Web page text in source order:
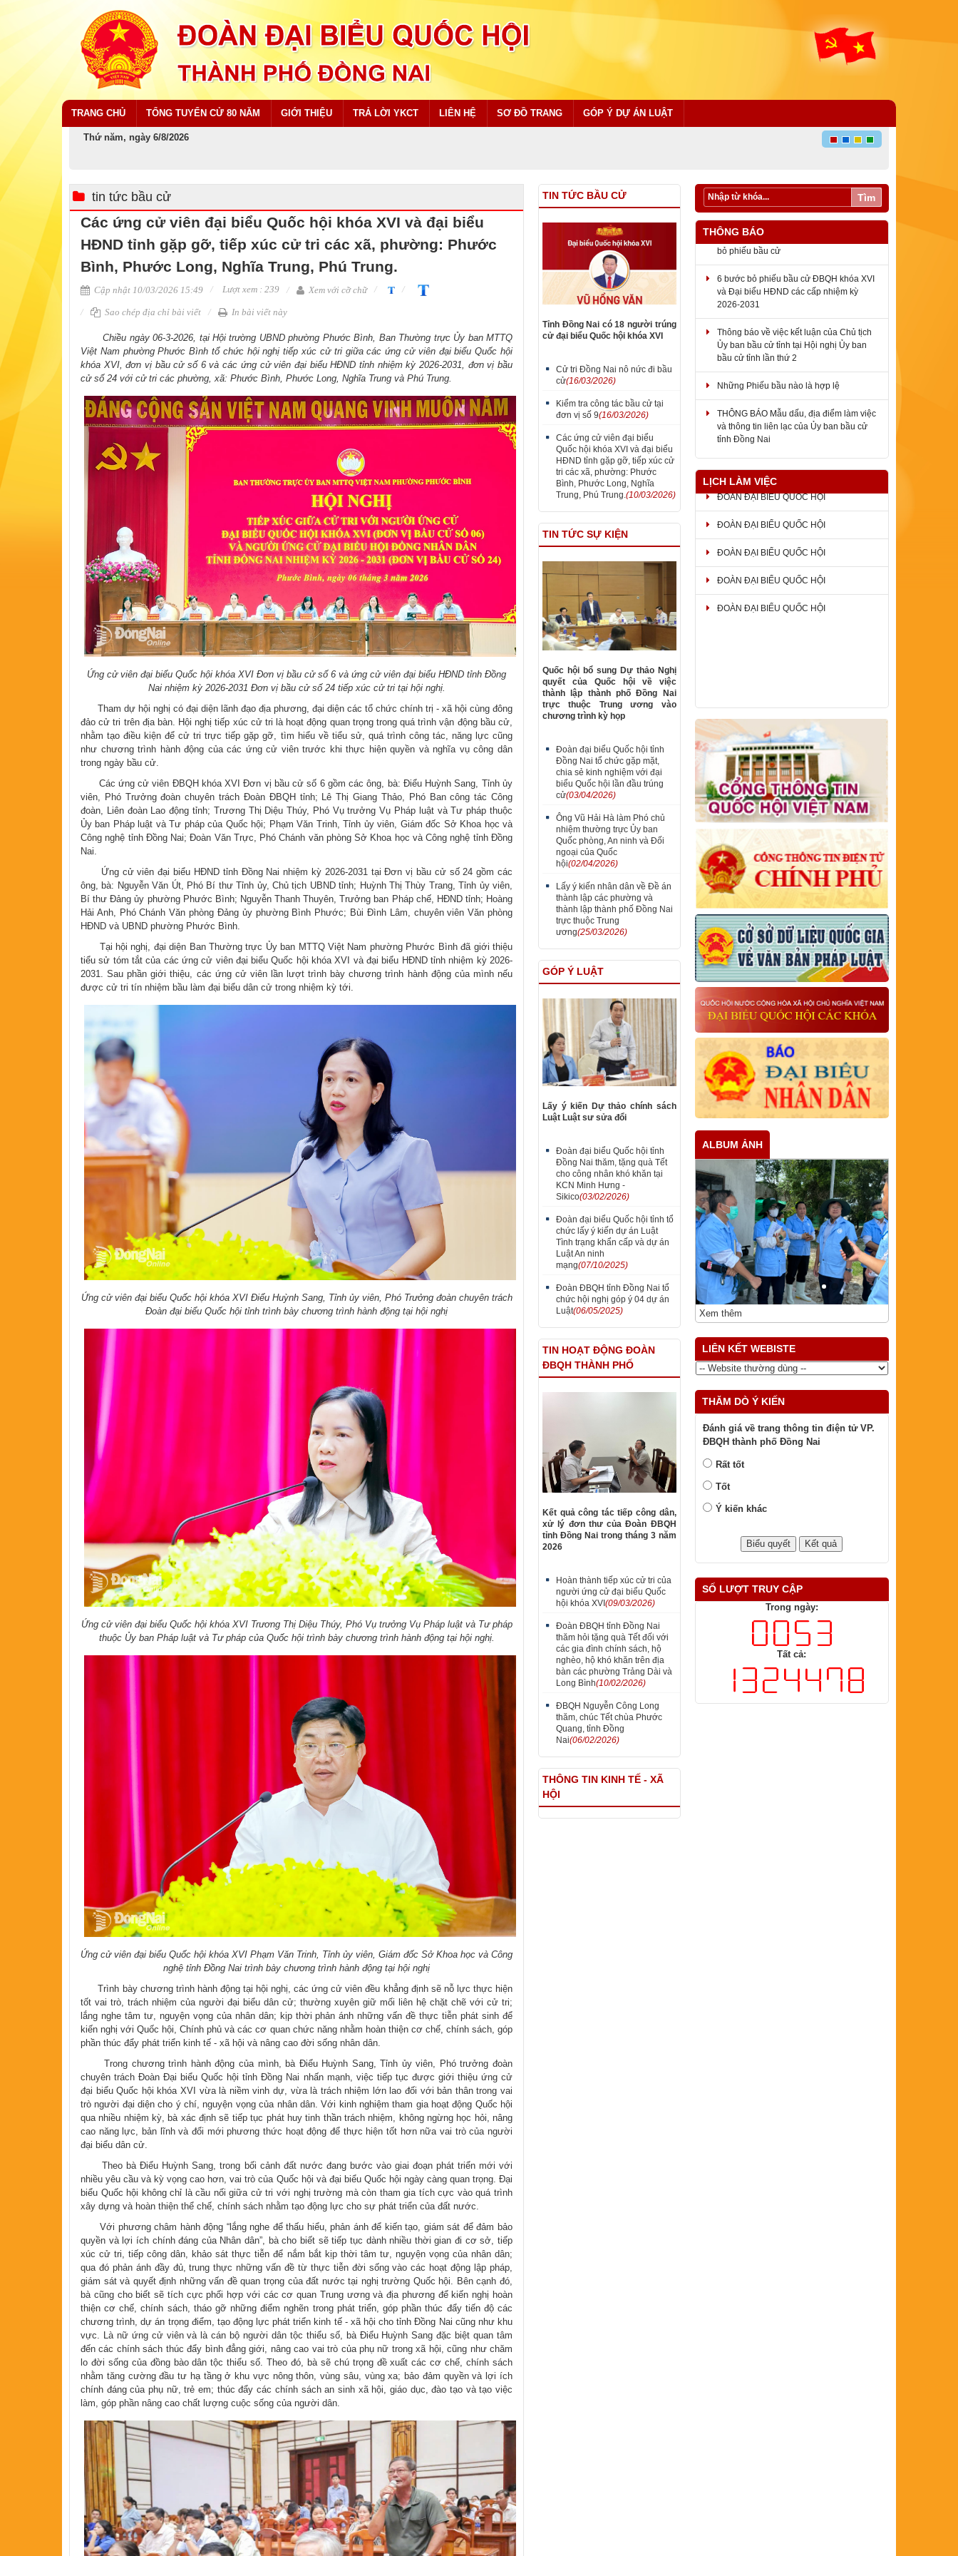
TRANG CHỦ TỔNG TUYỂN CỬ 80 NĂM GIỚI THIỆU TRẢ LỜI YKCT LIÊN HỆ SƠ ĐỒ TRANG GÓP Ý DỰ ÁN LUẬT
Thứ năm, ngày 6/8/2026
Tìm
tin tức bầu cử
Các ứng cử viên đại biểu Quốc hội khóa XVI và đại biểu
HĐND tỉnh gặp gỡ, tiếp xúc cử tri các xã, phường: Phước
Bình, Phước Long, Nghĩa Trung, Phú Trung.
Cập nhật 10/03/2026 15:49 Lượt xem : 239 Xem với cỡ chữ
Sao chép địa chỉ bài viết In bài viết này
​Chiều ngày 06-3-2026, tại Hội trường UBND phường Phước Bình, Ban Thường trực Ủy ban MTTQ
Việt Nam phường Phước Bình tổ chức hội nghị tiếp xúc cử tri giữa các ứng cử viên đại biểu Quốc hội
khóa XVI, đơn vị bầu cử số 6 và các ứng cử viên đại biểu HĐND tỉnh nhiệm kỳ 2026-2031, đơn vị bầu
cử số 24 với cử tri các phường, xã: Phước Bình, Phước Long, Nghĩa Trung và Phú Trung.
Ứng cử viên đại biểu Quốc hội khóa XVI Đơn vị bầu cử số 6 và ứng cử viên đại biểu HĐND tỉnh Đồng
Nai nhiệm kỳ 2026-2031 Đơn vị bầu cử số 24 tiếp xúc cử tri tại hội nghị.
Tham dự hội nghị có đại diện lãnh đạo địa phương, đại diện các tổ chức chính trị - xã hội cùng đông
đảo cử tri trên địa bàn. Hội nghị tiếp xúc cử tri là hoạt động quan trọng trong quá trình vận động bầu cử,
nhằm tạo điều kiện để cử tri trực tiếp gặp gỡ, tìm hiểu về tiểu sử, quá trình công tác, năng lực cũng
như chương trình hành động của các ứng cử viên trước khi thực hiện quyền và nghĩa vụ công dân
trong ngày bầu cử.
Các ứng cử viên ĐBQH khóa XVI Đơn vị bầu cử số 6 gồm các ông, bà: Điểu Huỳnh Sang, Tỉnh ủy
viên, Phó Trưởng đoàn chuyên trách Đoàn ĐBQH tỉnh; Lê Thị Giang Thảo, Phó Ban công tác Công
đoàn, Liên đoàn Lao động tỉnh; Trương Thị Diệu Thúy, Phó Vụ trưởng Vụ Pháp luật và Tư pháp thuộc
Ủy ban Pháp luật và Tư pháp của Quốc hội; Phạm Văn Trinh, Tỉnh ủy viên, Giám đốc Sở Khoa học và
Công nghệ tỉnh Đồng Nai; Đoàn Văn Trực, Phó Chánh văn phòng Sở Khoa học và Công nghệ tỉnh Đồng
Nai.
Ứng cử viên đại biểu HĐND tỉnh Đồng Nai nhiệm kỳ 2026-2031 tại Đơn vị bầu cử số 24 gồm các
ông, bà: Nguyễn Văn Út, Phó Bí thư Tỉnh ủy, Chủ tịch UBND tỉnh; Huỳnh Thị Thùy Trang, Tỉnh ủy viên,
Bí thư Đảng ủy phường Phước Bình; Nguyễn Thanh Thuyên, Trưởng ban Pháp chế, HĐND tỉnh; Hoàng
Hải Anh, Phó Chánh Văn phòng Đảng ủy phường Bình Phước; Bùi Đình Lâm, chuyên viên Văn phòng
HĐND và UBND phường Phước Bình.
Tại hội nghị, đại diện Ban Thường trực Ủy ban MTTQ Việt Nam phường Phước Bình đã giới thiệu
tiểu sử tóm tắt của các ứng cử viên đại biểu Quốc hội khóa XVI và đại biểu HĐND tỉnh nhiệm kỳ 2026-
2031. Sau phần giới thiệu, các ứng cử viên lần lượt trình bày chương trình hành động của mình nếu
được cử tri tín nhiệm bầu làm đại biểu dân cử trong nhiệm kỳ tới.
Ứng cử viên đại biểu Quốc hội khóa XVI Điểu Huỳnh Sang, Tỉnh ủy viên, Phó Trưởng đoàn chuyên trách
Đoàn đại biểu Quốc hội tỉnh trình bày chương trình hành động tại hội nghị
Ứng cử viên đại biểu Quốc hội khóa XVI Trương Thị Diệu Thúy, Phó Vụ trưởng Vụ Pháp luật và Tư pháp
thuộc Ủy ban Pháp luật và Tư pháp của Quốc hội trình bày chương trình hành động tại hội nghị.
Ứng cử viên đại biểu Quốc hội khóa XVI Phạm Văn Trinh, Tỉnh ủy viên, Giám đốc Sở Khoa học và Công
nghệ tỉnh Đồng Nai trình bày chương trình hành động tại hội nghị
Trình bày chương trình hành động tại hội nghị, các ứng cử viên đều khẳng định sẽ nỗ lực thực hiện
tốt vai trò, trách nhiệm của người đại biểu dân cử; thường xuyên giữ mối liên hệ chặt chẽ với cử tri;
lắng nghe tâm tư, nguyện vọng của nhân dân; kịp thời phản ánh những vấn đề thực tiễn phát sinh để
kiến nghị với Quốc hội, Chính phủ và các cơ quan chức năng nhằm hoàn thiện cơ chế, chính sách, góp
phần thúc đẩy phát triển kinh tế - xã hội và nâng cao đời sống nhân dân.
Trong chương trình hành động của mình, bà Điểu Huỳnh Sang, Tỉnh ủy viên, Phó trưởng đoàn
chuyên trách Đoàn Đại biểu Quốc hội tỉnh Đồng Nai nhấn mạnh, việc tiếp tục được giới thiệu ứng cử
đại biểu Quốc hội khóa XVI vừa là niềm vinh dự, vừa là trách nhiệm lớn lao đối với bản thân trong vai
trò người đại diện cho ý chí, nguyện vọng của nhân dân. Với kinh nghiệm tham gia hoạt động Quốc hội
qua nhiều nhiệm kỳ, bà xác định sẽ tiếp tục phát huy tinh thần trách nhiệm, không ngừng học hỏi, nâng
cao năng lực, bản lĩnh và đổi mới phương thức hoạt động để thực hiện tốt hơn nữa vai trò của người
đại biểu dân cử.
Theo bà Điểu Huỳnh Sang, trong bối cảnh đất nước đang bước vào giai đoạn phát triển mới với
nhiều yêu cầu và kỳ vọng cao hơn, vai trò của Quốc hội và đại biểu Quốc hội ngày càng quan trọng. Đại
biểu Quốc hội không chỉ là cầu nối giữa cử tri với nghị trường mà còn tham gia tích cực vào quá trình
xây dựng và hoàn thiện thể chế, chính sách nhằm tạo động lực cho sự phát triển của đất nước.
Với phương châm hành động “lắng nghe để thấu hiểu, phản ánh để kiến tạo, giám sát để đảm bảo
quyền và lợi ích chính đáng của Nhân dân”, bà cho biết sẽ tiếp tục dành nhiều thời gian đi cơ sở, tiếp
xúc cử tri, tiếp công dân, khảo sát thực tiễn để nắm bắt kịp thời tâm tư, nguyện vọng của nhân dân;
qua đó phản ánh đầy đủ, trung thực những vấn đề từ thực tiễn đời sống vào các hoạt động lập pháp,
giám sát và quyết định những vấn đề quan trọng của đất nước tại nghị trường Quốc hội. Bên cạnh đó,
bà cũng cho biết sẽ tích cực phối hợp với các cơ quan Trung ương và địa phương để kiến nghị hoàn
thiện cơ chế, chính sách, tháo gỡ những điểm nghẽn trong phát triển, góp phần thúc đẩy tiến độ các
chương trình, dự án trọng điểm, tạo động lực phát triển kinh tế - xã hội cho tỉnh Đồng Nai cũng như khu
vực. Là nữ ứng cử viên và là cán bộ người dân tộc thiểu số, bà Điểu Huỳnh Sang đặc biệt quan tâm
đến các chính sách thúc đẩy bình đẳng giới, nâng cao vai trò của phụ nữ trong xã hội, cũng như chăm
lo đời sống của đồng bào dân tộc thiểu số. Theo đó, bà sẽ chú trọng đề xuất các cơ chế, chính sách
nhằm tăng cường đầu tư hạ tầng ở khu vực nông thôn, vùng sâu, vùng xa; bảo đảm quyền và lợi ích
chính đáng của phụ nữ, trẻ em; thúc đẩy các chính sách an sinh xã hội, giáo dục, đào tạo và tạo việc
làm, góp phần nâng cao chất lượng cuộc sống của người dân.
TIN TỨC BẦU CỬ
Tỉnh Đồng Nai có 18 người trúng
cử đại biểu Quốc hội khóa XVI
Cử tri Đồng Nai nô nức đi bầu
cử(16/03/2026)
Kiểm tra công tác bầu cử tại
đơn vị số 9(16/03/2026)
Các ứng cử viên đại biểu
Quốc hội khóa XVI và đại biểu
HĐND tỉnh gặp gỡ, tiếp xúc cử
tri các xã, phường: Phước
Bình, Phước Long, Nghĩa
Trung, Phú Trung.(10/03/2026)
TIN TỨC SỰ KIỆN
Quốc hội bổ sung Dự thảo Nghị
quyết của Quốc hội về việc
thành lập thành phố Đồng Nai
trực thuộc Trung ương vào
chương trình kỳ họp
Đoàn đại biểu Quốc hội tỉnh
Đồng Nai tổ chức gặp mặt,
chia sẻ kinh nghiệm với đại
biểu Quốc hội lần đầu trúng
cử(03/04/2026)
Ông Vũ Hải Hà làm Phó chủ
nhiệm thường trực Ủy ban
Quốc phòng, An ninh và Đối
ngoại của Quốc
hội(02/04/2026)
Lấy ý kiến nhân dân về Đề án
thành lập các phường và
thành lập thành phố Đồng Nai
trực thuộc Trung
ương(25/03/2026)
GÓP Ý LUẬT
Lấy ý kiến Dự thảo chính sách
Luật Luật sư sửa đổi
Đoàn đại biểu Quốc hội tỉnh
Đồng Nai thăm, tặng quà Tết
cho công nhân khó khăn tại
KCN Minh Hưng -
Sikico(03/02/2026)
Đoàn đại biểu Quốc hội tỉnh tổ
chức lấy ý kiến dự án Luật
Tình trạng khẩn cấp và dự án
Luật An ninh
mạng(07/10/2025)
Đoàn ĐBQH tỉnh Đồng Nai tổ
chức hội nghị góp ý 04 dự án
Luật(06/05/2025)
TIN HOẠT ĐỘNG ĐOÀN
ĐBQH THÀNH PHỐ
Kết quả công tác tiếp công dân,
xử lý đơn thư của Đoàn ĐBQH
tỉnh Đồng Nai trong tháng 3 năm
2026
Hoàn thành tiếp xúc cử tri của
người ứng cử đại biểu Quốc
hội khóa XVI(09/03/2026)
Đoàn ĐBQH tỉnh Đồng Nai
thăm hỏi tặng quà Tết đối với
các gia đình chính sách, hộ
nghèo, hộ khó khăn trên địa
bàn các phường Trảng Dài và
Long Bình(10/02/2026)
ĐBQH Nguyễn Công Long
thăm, chúc Tết chùa Phước
Quang, tỉnh Đồng
Nai(06/02/2026)
THÔNG TIN KINH TẾ - XÃ
HỘI
THÔNG BÁO
6 bước bỏ phiếu bầu cử ĐBQH khóa XVI
và Đại biểu HĐND các cấp nhiệm kỳ
2026-2031
Thông báo về việc kết luận của Chủ tịch
Ủy ban bầu cử tỉnh tại Hội nghị Ủy ban
bầu cử tỉnh lần thứ 2
Những Phiếu bầu nào là hợp lệ
THÔNG BÁO Mẫu dấu, địa điểm làm việc
và thông tin liên lạc của Ủy ban bầu cử
tỉnh Đồng Nai
Những quy định nào áp dụng tại phòng
LỊCH LÀM VIỆC
ALBUM ẢNH
Xem thêm
LIÊN KẾT WEBISTE
THĂM DÒ Ý KIẾN
ĐBQH thành phố Đồng Nai
Ý kiến khác
SỐ LƯỢT TRUY CẬP
Trong ngày:
Tất cả: